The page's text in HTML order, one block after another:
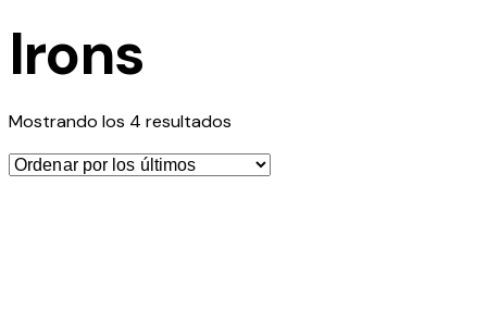
Irons
Mostrando los 4 resultados